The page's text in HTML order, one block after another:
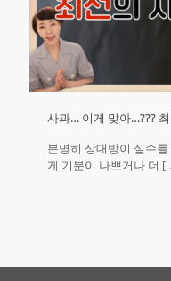
사과… 이게 맞아…???
분명히 상대방이 실수
게 기분이 나쁘거나 더